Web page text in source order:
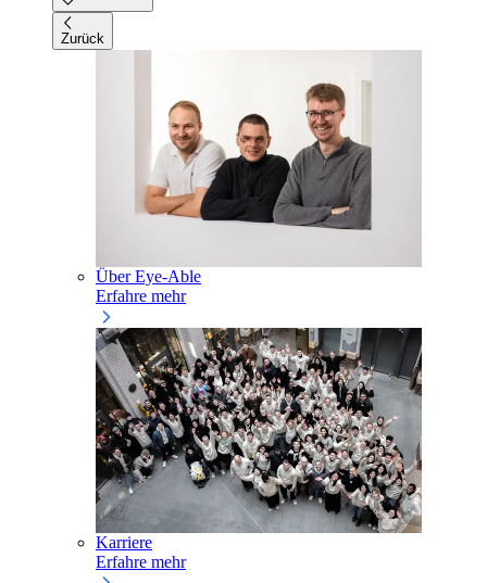
Zurück
Über Eye-Able
Erfahre mehr
Karriere
Erfahre mehr